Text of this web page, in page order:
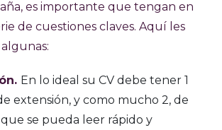
es importante que tengan en
de cuestiones claves. Aquí les
En lo ideal su CV debe tener 1
extensión, y como mucho 2, de
se pueda leer rápido y